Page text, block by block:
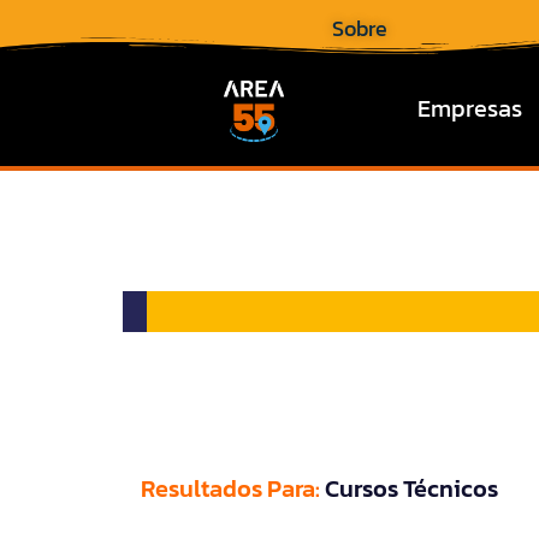
Sobre
Empresas
Resultados Para:Cursos Técnicos